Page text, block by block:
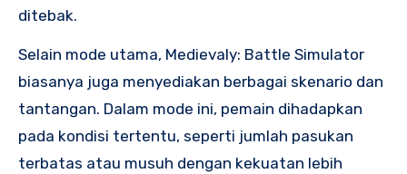
ditebak.
Selain mode utama, Medievaly: Battle Simulator
biasanya juga menyediakan berbagai skenario dan
tantangan. Dalam mode ini, pemain dihadapkan
pada kondisi tertentu, seperti jumlah pasukan
terbatas atau musuh dengan kekuatan lebih